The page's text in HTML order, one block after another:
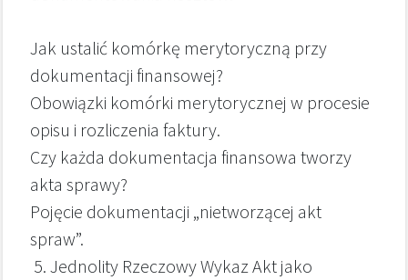
Jak ustalić komórkę merytoryczną przy
dokumentacji finansowej?
Obowiązki komórki merytorycznej w procesie
opisu i rozliczenia faktury.
Czy każda dokumentacja finansowa tworzy
akta sprawy?
Pojęcie dokumentacji „nietworzącej akt
spraw”.
5. Jednolity Rzeczowy Wykaz Akt jako